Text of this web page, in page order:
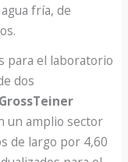
fría, de
para el laboratorio
dos
GrossTeiner
un amplio sector
de largo por 4,60